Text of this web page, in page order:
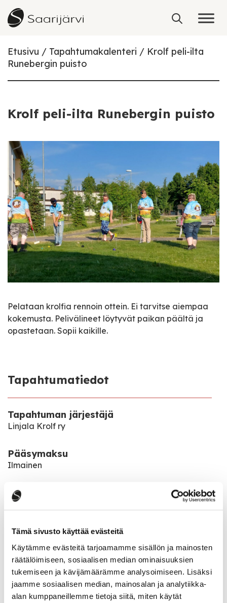
Tämä sivusto käyttää evästeitä
Käytämme evästeitä tarjoamamme sisällön ja mainosten
räätälöimiseen, sosiaalisen median ominaisuuksien
tukemiseen ja kävijämäärämme analysoimiseen. Lisäksi
jaamme sosiaalisen median, mainosalan ja analytiikka-
alan kumppaneillemme tietoja siitä, miten käytät
Skip to content
Etusivu Tapahtumakalenteri
Krolf peli-ilta
Runebergin puisto
Krolf peli-ilta Runebergin puisto
Pelataan krolfia rennoin ottein. Ei tarvitse aiempaa
kokemusta. Pelivälineet löytyvät paikan päältä ja
opastetaan. Sopii kaikille.
Tapahtumatiedot
Tapahtuman järjestäjä
Linjala Krolf ry
Pääsymaksu
Ilmainen
18.6.-27.8.2025 keskiviikkoisin klo 18.00
Katso kaikki tapahtumat
Jaa tapahtuma:
Facebook